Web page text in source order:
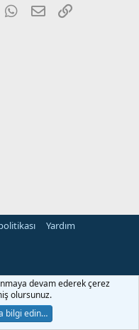
Tumblr WhatsApp
E-posta
Yardım
devam ederek çerez
olursunuz.
bilgi edin…